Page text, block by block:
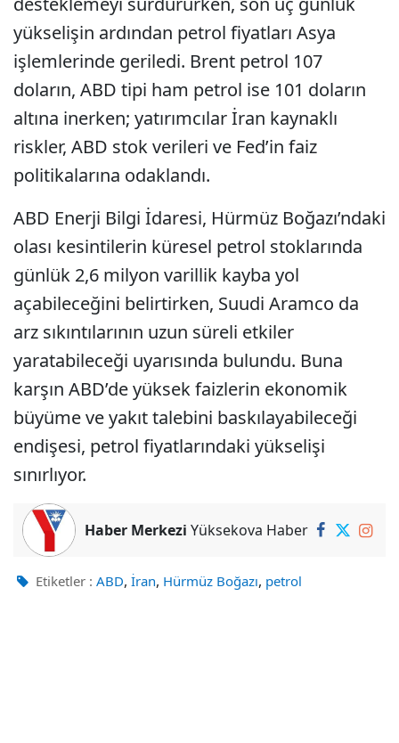
yükselişin ardından petrol fiyatları Asya
işlemlerinde geriledi. Brent petrol 107
doların, ABD tipi ham petrol ise 101 doların
altına inerken; yatırımcılar İran kaynaklı
riskler, ABD stok verileri ve Fed’in faiz
politikalarına odaklandı.
ABD Enerji Bilgi İdaresi, Hürmüz Boğazı’ndaki
olası kesintilerin küresel petrol stoklarında
günlük 2,6 milyon varillik kayba yol
açabileceğini belirtirken, Suudi Aramco da
arz sıkıntılarının uzun süreli etkiler
yaratabileceği uyarısında bulundu. Buna
karşın ABD’de yüksek faizlerin ekonomik
büyüme ve yakıt talebini baskılayabileceği
endişesi, petrol fiyatlarındaki yükselişi
sınırlıyor.
Haber Merkezi Yüksekova Haber
Etiketler : ABD, İran, Hürmüz Boğazı, petrol